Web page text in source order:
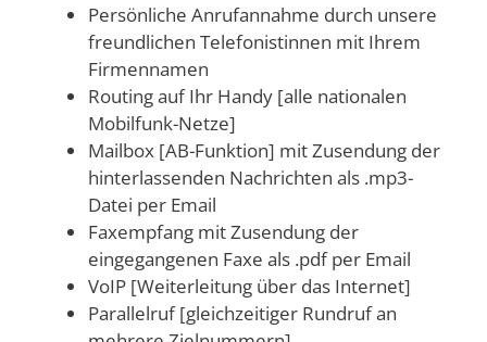
Persönliche Anrufannahme durch unsere
freundlichen Telefonistinnen mit Ihrem
Firmennamen
Routing auf Ihr Handy [alle nationalen
Mobilfunk-Netze]
Mailbox [AB-Funktion] mit Zusendung der
hinterlassenden Nachrichten als .mp3-
Datei per Email
Faxempfang mit Zusendung der
eingegangenen Faxe als .pdf per Email
VoIP [Weiterleitung über das Internet]
Parallelruf [gleichzeitiger Rundruf an